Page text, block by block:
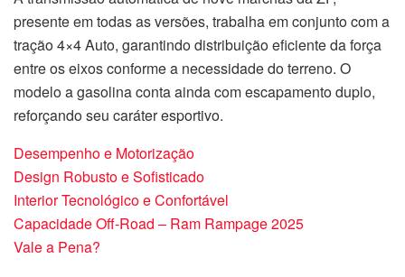
presente em todas as versões, trabalha em conjunto com a
tração 4×4 Auto, garantindo distribuição eficiente da força
entre os eixos conforme a necessidade do terreno. O
modelo a gasolina conta ainda com escapamento duplo,
reforçando seu caráter esportivo.
Desempenho e Motorização
Design Robusto e Sofisticado
Interior Tecnológico e Confortável
Capacidade Off-Road – Ram Rampage 2025
Vale a Pena?